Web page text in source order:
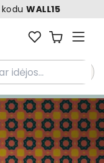
WALL15